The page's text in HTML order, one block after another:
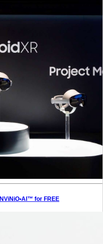
NViNiO•AI™ for FREE